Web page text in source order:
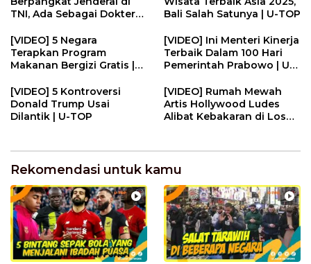
TNI, Ada Sebagai Dokter
Bali Salah Satunya | U-TOP
[VIDEO] 5 Negara
Terapkan Program
Makanan Bergizi Gratis |
[VIDEO] Ini Menteri Kinerja
Terbaik Dalam 100 Hari
Pemerintah Prabowo | U-
[VIDEO] 5 Kontroversi
Donald Trump Usai
Dilantik | U-TOP
[VIDEO] Rumah Mewah
Artis Hollywood Ludes
Alibat Kebakaran di Los
Rekomendasi untuk kamu